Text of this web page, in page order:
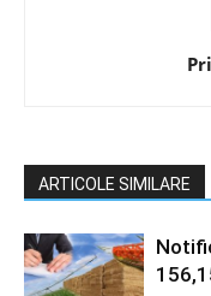
ARTICOLE SIMILARE